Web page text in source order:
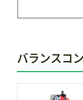
バランスコ